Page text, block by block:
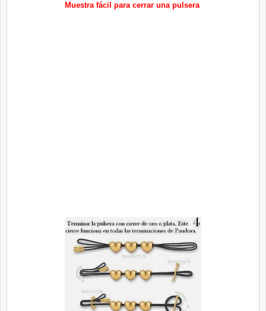
Muestra fácil para cerrar una pulsera